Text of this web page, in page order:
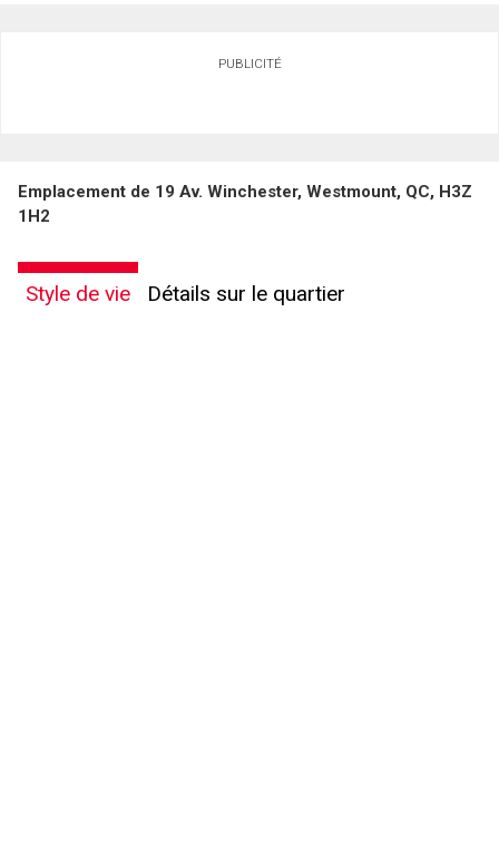
Téléphone
(Optionnel)
PUBLICITÉ
Emplacement de 19 Av. Winchester, Westmount, QC, H3Z
1H2
Style de vie Détails sur le quartier